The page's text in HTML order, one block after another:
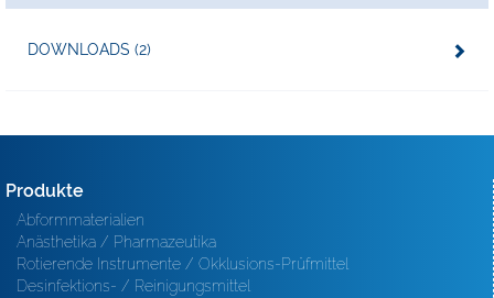
DOWNLOADS (2)
Produkte
Abformmaterialien
Anästhetika / Pharmazeutika
Rotierende Instrumente / Okklusions-Prüfmittel
Desinfektions- / Reinigungsmittel